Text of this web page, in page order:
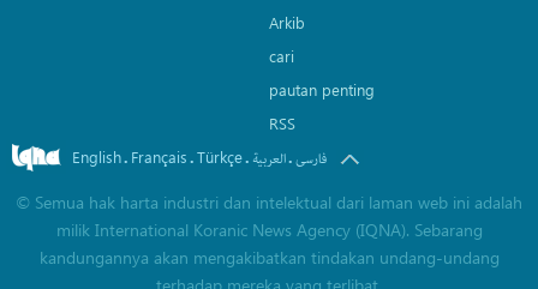
Arkib
cari
pautan penting
RSS
English. Français.Türkçe. العربیة.فارسی
© Semua hak harta industri dan intelektual dari laman web ini adalah
milik International Koranic News Agency (IQNA). Sebarang
kandungannya akan mengakibatkan tindakan undang-undang